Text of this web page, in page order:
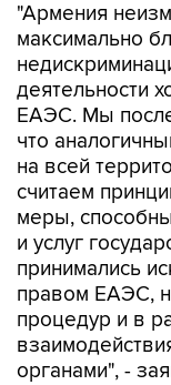
"Армения
максимально
деятельности
ЕАЭС. Мы
что
на всей
считаем
меры,
и услуг
принимались
правом ЕАЭС,
процедур и в
органами", -